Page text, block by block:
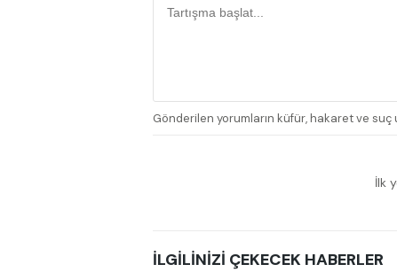
Gönderilen yorumların küfür, hakaret ve suç
İlk
İLGİLİNİZİ ÇEKECEK HABERLER